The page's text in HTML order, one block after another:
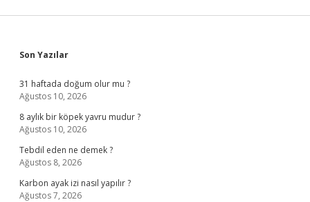
Sidebar
Son Yazılar
31 haftada doğum olur mu ?
Ağustos 10, 2026
8 aylık bir köpek yavru mudur ?
Ağustos 10, 2026
Tebdil eden ne demek ?
Ağustos 8, 2026
Karbon ayak izi nasıl yapılır ?
Ağustos 7, 2026